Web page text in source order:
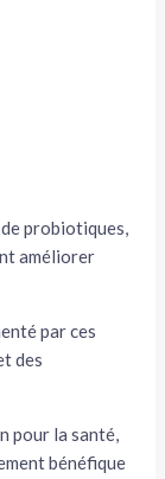
probiotiques,
améliorer
par ces
des
pour la santé,
bénéfique